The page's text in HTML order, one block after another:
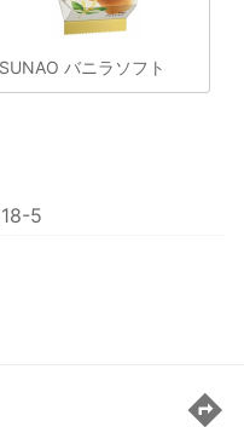
SUNAO バニラソフト
5